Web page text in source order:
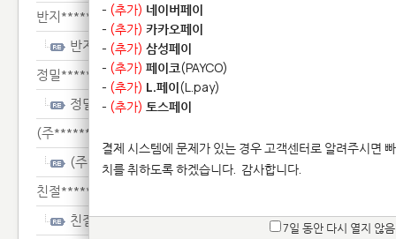
반지************
반지************
정밀************
정밀************
(주****************
(주****************
친절*********************************
친절*********************************
- (추가) 네이버페이
- (추가) 카카오페이
- (추가) 삼성페이
- (추가) 페이코(PAYCO)
- (추가) L.페이(L.pay)
- (추가) 토스페이
결제 시스템에 문제가 있는 경우 고객센터로 알려주시면
치를 취하도록 하겠습니다. 감사합니다.
7일 동안 다시 열지 않음